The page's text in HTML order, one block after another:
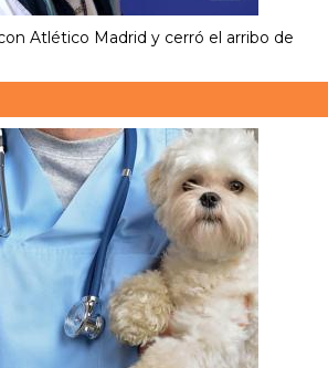
Atlético Madrid y cerró el arribo de